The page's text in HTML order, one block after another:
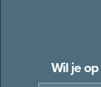
Wil je